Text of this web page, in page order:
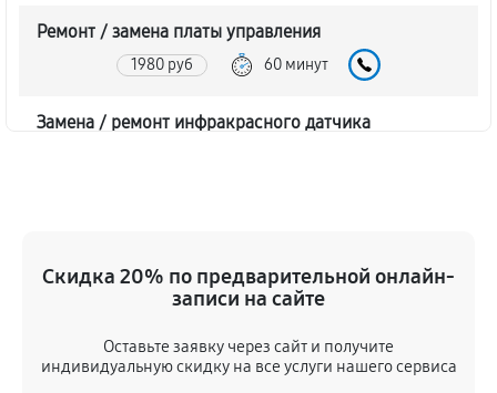
Ремонт / замена платы управления
1980 руб 60 минут
Замена / ремонт инфракрасного датчика
Замена ультразвукового мотора
60 минут
Скидка 20% по предварительной онлайн-
записи на сайте
Оставьте заявку через сайт и получите
индивидуальную скидку на все услуги нашего сервиса